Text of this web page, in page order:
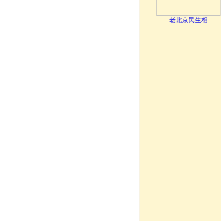
老北京民生相